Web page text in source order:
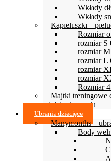
Wkłady
Wkłady
Kąpieluszki –
Rozmiar
rozmiar S
rozmiar
rozmiar L
rozmiar
rozmiar
Rozmiar
Majtki treningowe
odpieluchowaniu
Ubrania dziecięce
Manymonths –
Body